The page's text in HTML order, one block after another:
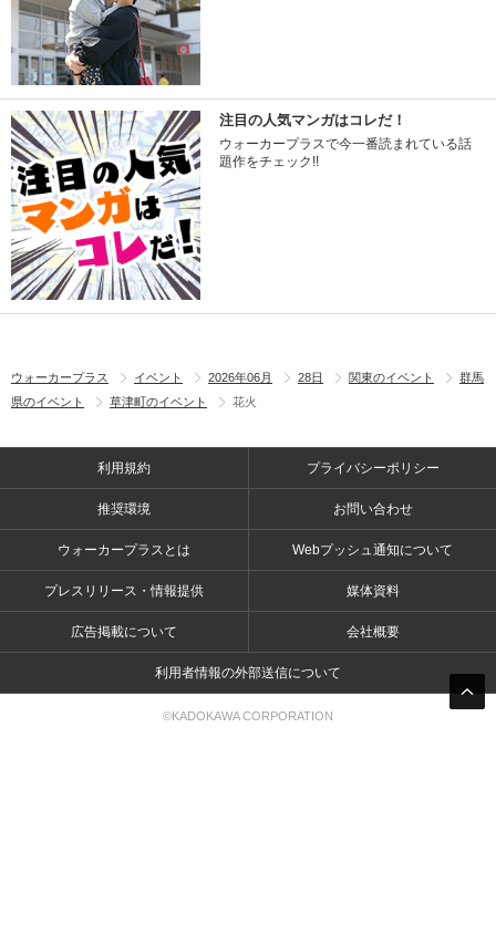
注目の人気マンガはコレだ！
ウォーカープラスで今一番読まれている話
題作をチェック!!
ウォーカープラス イベント 2026年06月 28日 関東のイベント
群馬
県のイベント
草津町のイベント 花火
利用規約 プライバシーポリシー
推奨環境 お問い合わせ
ウォーカープラスとは Webプッシュ通知について
プレスリリース・情報提供 媒体資料
広告掲載について 会社概要
利用者情報の外部送信について
©KADOKAWA CORPORATION